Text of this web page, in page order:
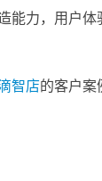
能力，用户体
智店的客户案